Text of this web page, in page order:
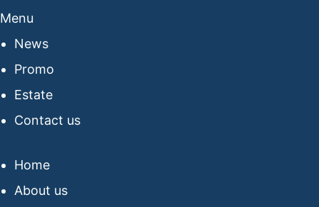
Menu
News
Promo
Estate
Contact us
Home
About us